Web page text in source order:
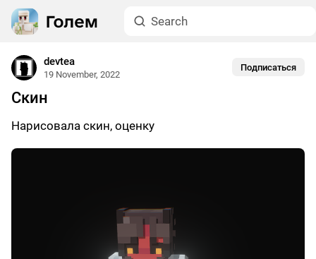
devtea
19 November, 2022
Подписаться
Скин
Нарисовала скин, оценку